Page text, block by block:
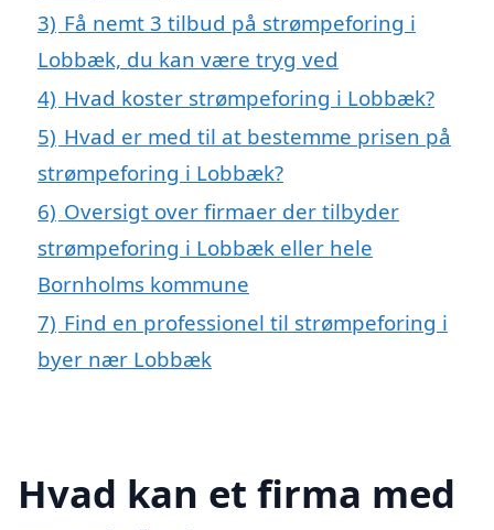
3) Få nemt 3 tilbud på strømpeforing i
Lobbæk, du kan være tryg ved
4) Hvad koster strømpeforing i Lobbæk?
5) Hvad er med til at bestemme prisen på
strømpeforing i Lobbæk?
6) Oversigt over firmaer der tilbyder
strømpeforing i Lobbæk eller hele
Bornholms kommune
7) Find en professionel til strømpeforing i
byer nær Lobbæk
Hvad kan et firma med